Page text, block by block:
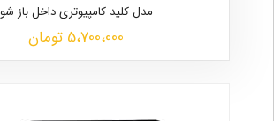
مدل کلید کامپیوتری داخل باز شو
5،700،000 تومان